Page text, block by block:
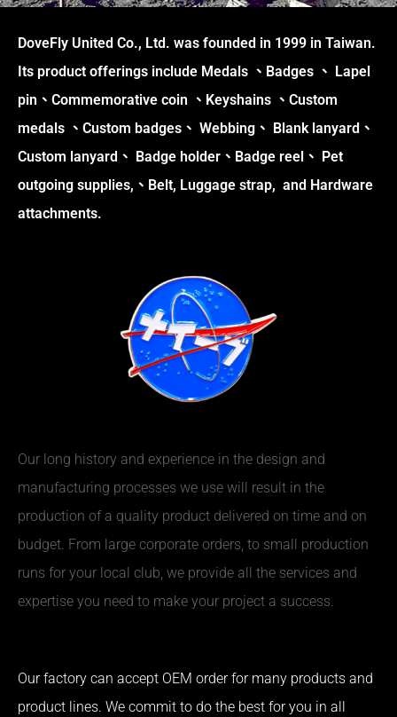
DoveFly United Co., Ltd. was founded in 1999 in Taiwan.
Its product offerings include Medals 、Badges 、 Lapel
pin、Commemorative coin 、Keyshains 、Custom
medals 、Custom badges、 Webbing、 Blank lanyard、
Custom lanyard、 Badge holder、Badge reel、 Pet
outgoing supplies,、Belt, Luggage strap, and Hardware
attachments.
Our long history and experience in the design and
manufacturing processes we use will result in the
production of a quality product delivered on time and on
budget. From large corporate orders, to small production
runs for your local club, we provide all the services and
expertise you need to make your project a success.
Our factory can accept OEM order for many products and
product lines. We commit to do the best for you in all